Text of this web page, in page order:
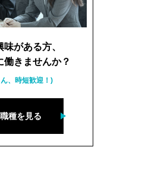
がある方、
働きませんか？
、時短歓迎！)
種を見る